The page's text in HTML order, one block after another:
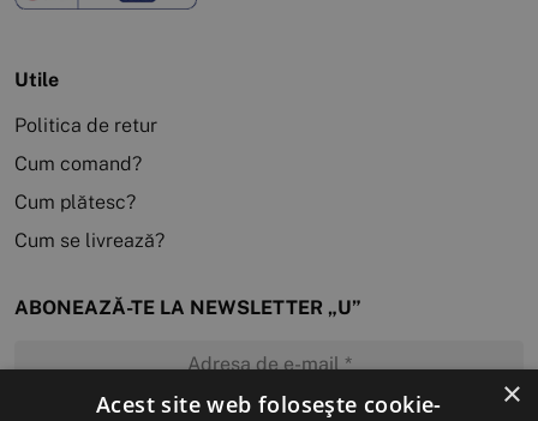
Utile
Politica de retur
Cum comand?
Cum plătesc?
Cum se livrează?
ABONEAZĂ-TE LA NEWSLETTER „U”
×
Acest site web folosește cookie-